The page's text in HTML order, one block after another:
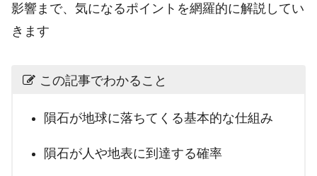
影響まで、気になるポイントを網羅的に解説してい
きます
この記事でわかること
隕石が地球に落ちてくる基本的な仕組み
隕石が人や地表に到達する確率